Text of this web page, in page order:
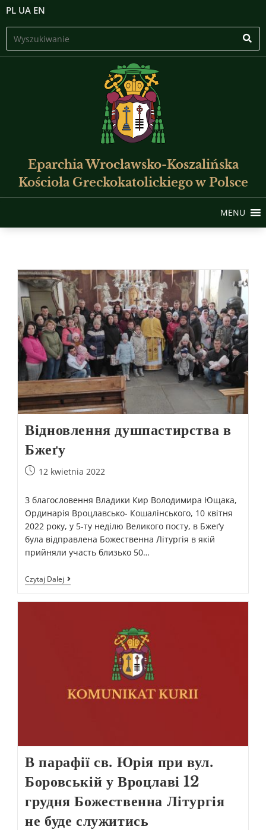
PL UA EN
Eparchia Wrocławsko-Koszalińska
Kościoła Greckokatolickiego w Polsce
MENU
Відновлення душпастирства в
Бжеґу
12 kwietnia 2022
З благословення Владики Кир Володимира Ющака,
Ординарія Вроцлавсько- Кошалінського, 10 квітня
2022 року, у 5-ту неділю Великого посту, в Бжеґу
була відправлена Божественна Літургія в якій
прийняли участь близько 50…
Czytaj Dalej
В парафії св. Юрія при вул.
Боровській у Вроцлаві 12
грудня Божественна Літургія
не буде служитись